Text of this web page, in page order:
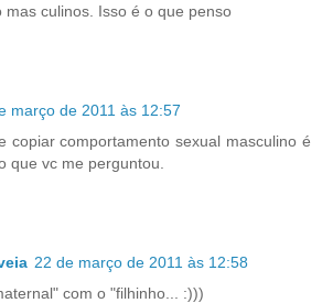
mas culinos. Isso é o que penso
março de 2011 às 12:57
copiar comportamento sexual masculino é
que vc me perguntou.
22 de março de 2011 às 12:58
com o "filhinho... :)))